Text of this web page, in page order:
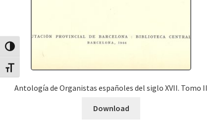
Canvia Alt Contrast
Canvia mida de lletra
Antología de Organistas españoles del siglo XVII. Tomo II
Download